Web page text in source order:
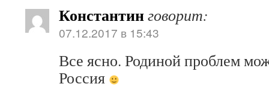
Константинговорит:
07.12.2017 в 15:43
Все ясно. Родиной проблем
Россия